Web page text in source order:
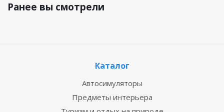
Ранее вы смотрели
Каталог
Автосимуляторы
Предметы интерьера